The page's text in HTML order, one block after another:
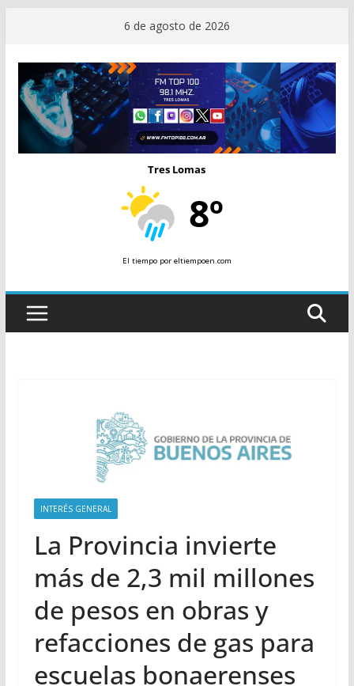
contenido
6 de agosto de 2026
Tres Lomas
8º
El tiempopor eltiempoen.com
INTERÉS GENERAL
La Provincia invierte
más de 2,3 mil millones
de pesos en obras y
refacciones de gas para
escuelas bonaerenses